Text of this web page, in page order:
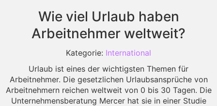
Wie viel Urlaub haben
Arbeitnehmer weltweit?
Kategorie: International
Urlaub ist eines der wichtigsten Themen für
Arbeitnehmer. Die gesetzlichen Urlaubsansprüche von
Arbeitnehmern reichen weltweit von 0 bis 30 Tagen. Die
Unternehmensberatung Mercer hat sie in einer Studie